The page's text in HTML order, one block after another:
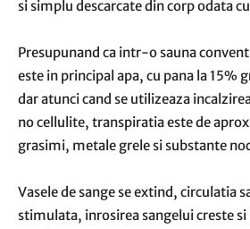
si simplu descarcate din corp odata
Presupunand ca intr-o sauna
este in principal apa, cu pana la 15%
dar atunci cand se utilizeaza
no cellulite, transpiratia este de
grasimi, metale grele si substante
Vasele de sange se extind, circulatia
stimulata, inrosirea sangelui creste